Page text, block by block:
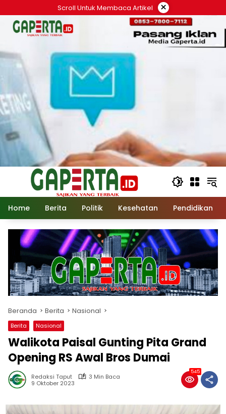
ke
konten
Scroll Untuk Membaca Artikel ×
Home Berita Politik Kesehatan Pendidikan
Beranda Berita Nasional
Berita Nasional
Walikota Paisal Gunting Pita Grand
Opening RS Awal Bros Dumai
Redaksi Taput
3 Min Baca
9 Oktober 2023
545